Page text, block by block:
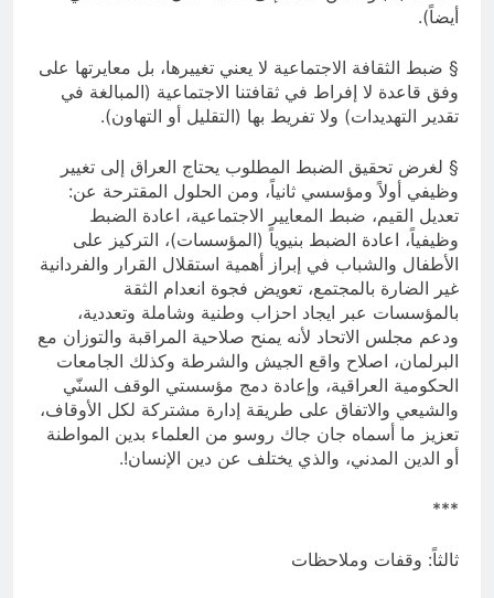
أيضاً).
§ ضبط الثقافة الاجتماعية لا يعني تغييرها، بل معايرتها على
وفق قاعدة لا إفراط في ثقافتنا الاجتماعية (المبالغة في
تقدير التهديدات) ولا تفريط بها (التقليل أو التهاون).
§ لغرض تحقيق الضبط المطلوب يحتاج العراق إلى تغيير
وظيفي أولاً ومؤسسي ثانياً، ومن الحلول المقترحة عن:
تعديل القيم، ضبط المعايير الاجتماعية، اعادة الضبط
وظيفياً، اعادة الضبط بنيوياً (المؤسسات)، التركيز على
الأطفال والشباب في إبراز أهمية استقلال القرار والفردانية
غير الضارة بالمجتمع، تعويض فجوة انعدام الثقة
بالمؤسسات عبر ايجاد احزاب وطنية وشاملة وتعددية،
ودعم مجلس الاتحاد لأنه يمنح صلاحية المراقبة والتوزان مع
البرلمان، اصلاح واقع الجيش والشرطة وكذلك الجامعات
الحكومية العراقية، وإعادة دمج مؤسستي الوقف السنّي
والشيعي والاتفاق على طريقة إدارة مشتركة لكل الأوقاف،
تعزيز ما أسماه جان جاك روسو من العلماء بدين المواطنة
أو الدين المدني، والذي يختلف عن دين الإنسان!.
***
ثالثاً: وقفات وملاحظات